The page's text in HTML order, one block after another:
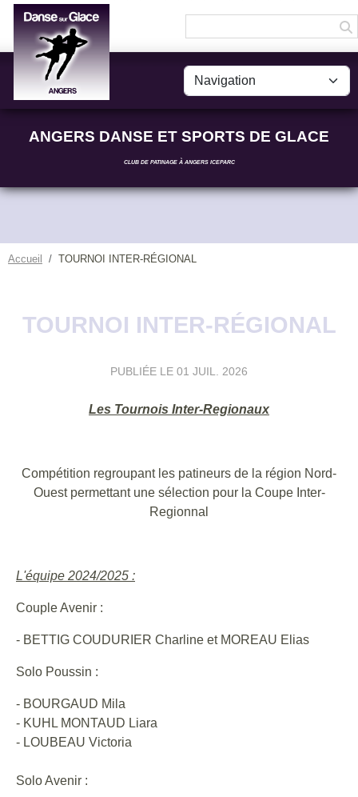
ANGERS DANSE ET SPORTS DE GLACE
CLUB DE PATINAGE À ANGERS ICEPARC
Accueil TOURNOI INTER-RÉGIONAL
TOURNOI INTER-RÉGIONAL
PUBLIÉE LE 01 JUIL. 2026
Les Tournois Inter-Regionaux
Compétition regroupant les patineurs de la région Nord-
Ouest permettant une sélection pour la Coupe Inter-
Regionnal
L'équipe 2024/2025 :
Couple Avenir :
- BETTIG COUDURIER Charline et MOREAU Elias
Solo Poussin :
- BOURGAUD Mila
- KUHL MONTAUD Liara
- LOUBEAU Victoria
Solo Avenir :
Panneau de gestion des cookies